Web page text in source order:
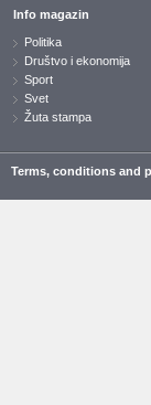
Info magazin
Politika
Društvo i ekonomija
Sport
Svet
Žuta stampa
Terms, conditions and